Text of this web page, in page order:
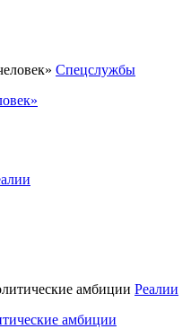
Спецслужбы
Реалии
амбиции